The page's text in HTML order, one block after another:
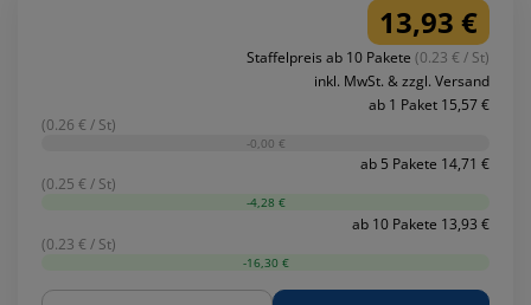
13,93 €
Staffelpreis ab 10 Pakete (0.23 € / St)
inkl. MwSt. & zzgl. Versand
ab 1 Paket 15,57 €
(0.26 € / St)
-0,00 €
ab 5 Pakete 14,71 €
(0.25 € / St)
-4,28 €
ab 10 Pakete 13,93 €
(0.23 € / St)
-16,30 €
Menge